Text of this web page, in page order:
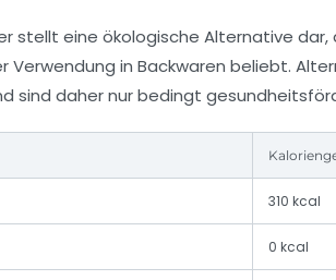
stellt eine ökologische Alternative
Verwendung in Backwaren beliebt.
sind daher nur bedingt
310 kcal
0 kcal